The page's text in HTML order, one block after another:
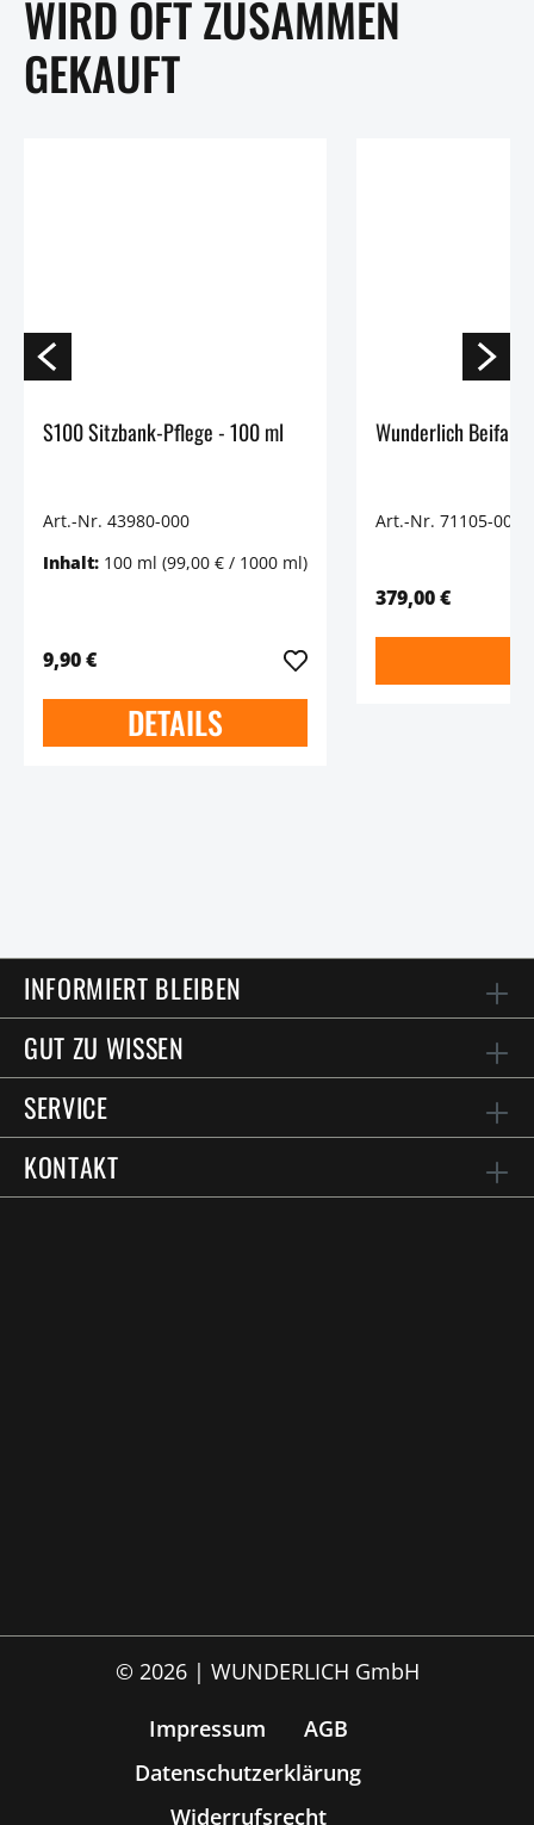
WIRD OFT ZUSAMMEN
GEKAUFT
S100 Sitzbank-Pflege - 100 ml
Art.-Nr. 43980-000
Inhalt: 100 ml (99,00 € / 1000 ml)
9,90 €
DETAILS
Art.-Nr. 71105-003
379,00 €
INFORMIERT BLEIBEN
GUT ZU WISSEN
SERVICE
KONTAKT
© 2026 | WUNDERLICH GmbH
Impressum
AGB
Datenschutzerklärung
Widerrufsrecht